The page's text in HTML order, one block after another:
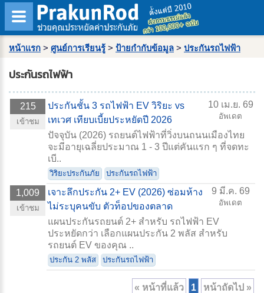
หน้าแรก > ศูนย์การเรียนรู้ > ป้ายกำกับข้อมูล > ประกันรถไฟฟ้า
ประกันรถไฟฟ้า
215
เข้าชม
ประกันชั้น 3 รถไฟฟ้า EV วิริยะ vs
เทเวศ เทียบเบี้ยประหยัดปี 2026
10 เม.ย. 69
อัพเดต
ปัจจุบัน (2026) รถยนต์ไฟฟ้าที่วิ่งบนถนนเมืองไทย
จะมีอายุเฉลี่ยประมาณ 1 - 3 ปีแต่คันแรก ๆ ที่จดทะ
เบี..
วิริยะประกันภัย ประกันรถไฟฟ้า
1,009
เข้าชม
เจาะลึกประกัน 2+ EV (2026) ซ่อมห้าง
ไม่ระบุคนขับ ตัวท็อปของตลาด
9 มี.ค. 69
อัพเดต
แผนประกันรถยนต์ 2+ สำหรับ รถไฟฟ้า EV
ประหยัดกว่า เลือกแผนประกัน 2 พลัส สำหรับ
รถยนต์ EV ของคุณ ..
ประกัน 2 พลัส ประกันรถไฟฟ้า
« หน้าที่แล้ว 1 หน้าถัดไป »